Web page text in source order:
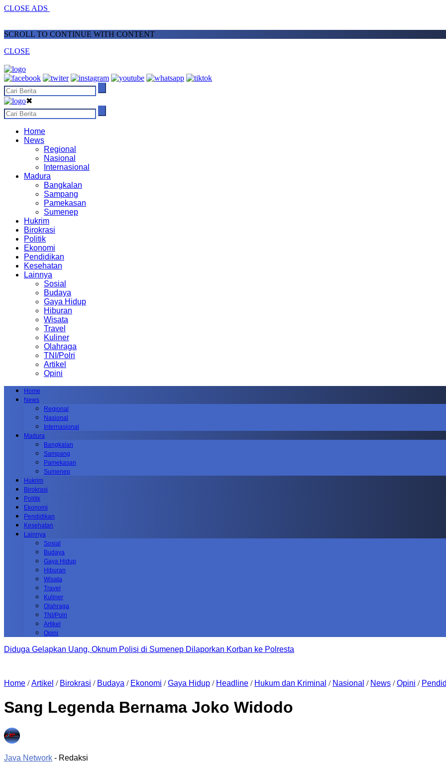
CLOSE ADS
SCROLL TO CONTINUE WITH CONTENT
CLOSE
✖
Home
News
Regional
Nasional
Internasional
Madura
Bangkalan
Sampang
Pamekasan
Sumenep
Hukrim
Birokrasi
Politik
Ekonomi
Pendidikan
Kesehatan
Lainnya
Sosial
Budaya
Gaya Hidup
Hiburan
Wisata
Travel
Kuliner
Olahraga
TNI/Polri
Artikel
Opini
Home
News
Regional
Nasional
Internasional
Madura
Bangkalan
Sampang
Pamekasan
Sumenep
Hukrim
Birokrasi
Politik
Ekonomi
Pendidikan
Kesehatan
Lainnya
Sosial
Budaya
Gaya Hidup
Hiburan
Wisata
Travel
Kuliner
Olahraga
TNI/Polri
Artikel
Opini
Diduga Gelapkan Uang, Oknum Polisi di Sumenep Dilaporkan Korban ke Polresta
Home /Artikel / Birokrasi / Budaya / Ekonomi /Gaya Hidup / Headline / Hukum dan Kriminal / Nasional / News /Opini /
Sang Legenda Bernama Joko Widodo
Java Network - Redaksi